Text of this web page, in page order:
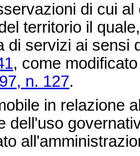
di cui al
territorio il
di servizi ai sensi
, come
n. 127.
in relazione
dell'uso